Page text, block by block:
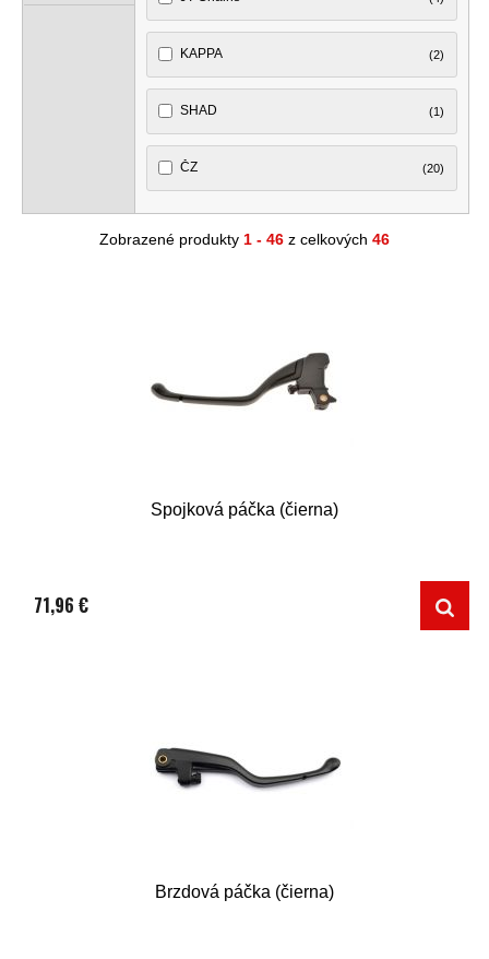
KAPPA (2)
SHAD (1)
ČZ (20)
Zobrazené produkty 1 - 46 z celkových 46
Spojková páčka (čierna)
71,96 €
Brzdová páčka (čierna)